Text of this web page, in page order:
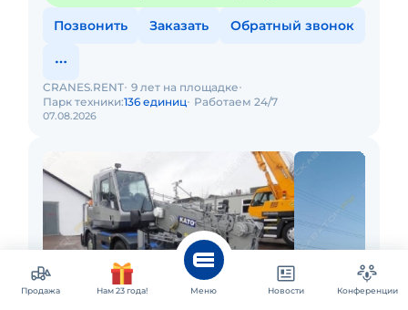
Позвонить Заказать Обратный звонок
07.08.2026
CRANES.RENT 9 лет на площадке
Парк техники:136 единиц Работаем 24/7
Продажа Нам 23 года! Меню Новости Конференции